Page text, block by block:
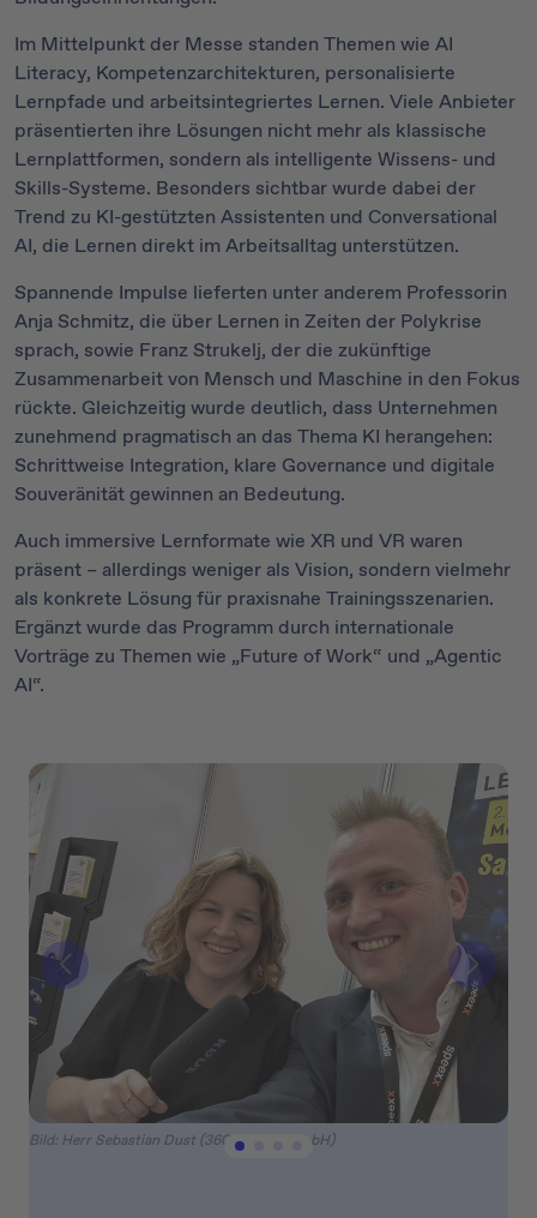
Im Mittelpunkt der Messe standen Themen wie AI
Literacy, Kompetenzarchitekturen, personalisierte
Lernpfade und arbeitsintegriertes Lernen. Viele Anbieter
präsentierten ihre Lösungen nicht mehr als klassische
Lernplattformen, sondern als intelligente Wissens- und
Skills-Systeme. Besonders sichtbar wurde dabei der
Trend zu KI-gestützten Assistenten und Conversational
AI, die Lernen direkt im Arbeitsalltag unterstützen.
Spannende Impulse lieferten unter anderem Professorin
Anja Schmitz, die über Lernen in Zeiten der Polykrise
sprach, sowie Franz Strukelj, der die zukünftige
Zusammenarbeit von Mensch und Maschine in den Fokus
rückte. Gleichzeitig wurde deutlich, dass Unternehmen
zunehmend pragmatisch an das Thema KI herangehen:
Schrittweise Integration, klare Governance und digitale
Souveränität gewinnen an Bedeutung.
Auch immersive Lernformate wie XR und VR waren
präsent – allerdings weniger als Vision, sondern vielmehr
als konkrete Lösung für praxisnahe Trainingsszenarien.
Ergänzt wurde das Programm durch internationale
Vorträge zu Themen wie „Future of Work“ und „Agentic
AI“.
Bild: Herr Sebastian Dust (360learning GmbH)